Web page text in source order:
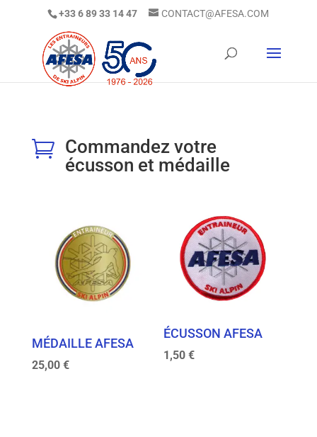
+33 6 89 33 14 47 CONTACT@AFESA.COM
 Commandez votre
écusson et médaille
MÉDAILLE AFESA
25,00 €
ÉCUSSON AFESA
1,50€